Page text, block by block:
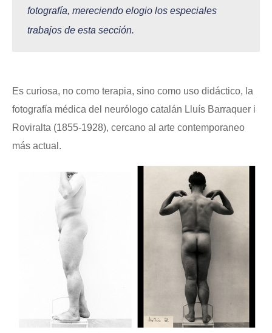
fotografía, mereciendo elogio los especiales
trabajos de esta sección.
Es curiosa, no como terapia, sino como uso didáctico, la
fotografía médica del neurólogo catalán Lluís Barraquer i
Roviralta (1855-1928), cercano al arte contemporaneo
más actual.